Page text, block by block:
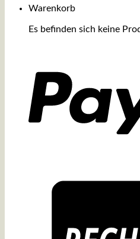
Warenkorb
Es befinden sich keine